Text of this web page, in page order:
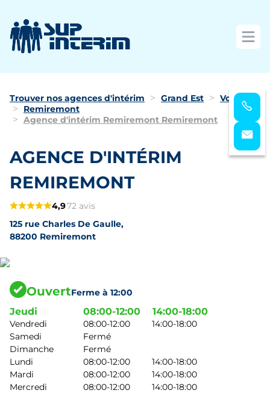
Trouver nos agences d'intérim Grand Est
Vosges
Remiremont
Agence d'intérim Remiremont Remiremont
AGENCE D'INTÉRIM
REMIREMONT
4,972 avis
125 rue Charles De Gaulle,
88200 Remiremont
OuvertFerme à 12:00
Jeudi 08:00-12:00 14:00-18:00
Vendredi 08:00-12:00
14:00-18:00
Samedi
Fermé
Dimanche
Fermé
Lundi
08:00-12:00
14:00-18:00
Mardi
08:00-12:00
14:00-18:00
Mercredi
08:00-12:00 14:00-18:00